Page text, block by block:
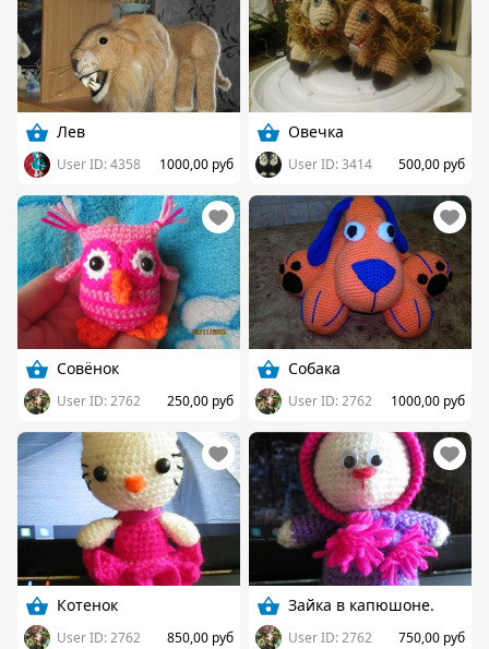
Лев
User ID: 4358 1000,00 руб
Овечка
User ID: 3414 500,00 руб
Совёнок
User ID: 2762 250,00 руб
Собака
User ID: 2762 1000,00 руб
Котенок
User ID: 2762 850,00 руб
Зайка в капюшоне.
User ID: 2762 750,00 руб